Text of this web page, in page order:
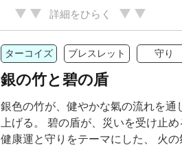
詳細をひらく
ターコイズ ブレスレット 守り
銀の竹と碧の盾
銀色の竹が、健やかな氣の流れを通
上げる。 碧の盾が、災いを受け止
健康運と守りをテーマにした、 火